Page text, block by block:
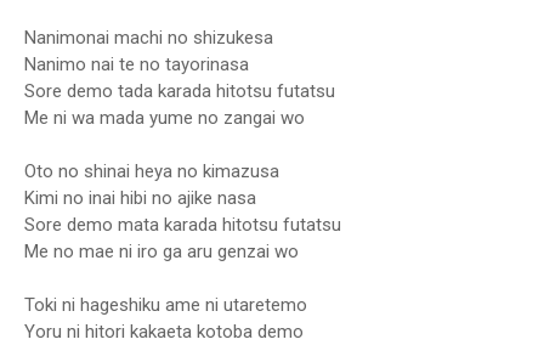
Nanimonai machi no shizukesa
Nanimo nai te no tayorinasa
Sore demo tada karada hitotsu futatsu
Me ni wa mada yume no zangai wo
Oto no shinai heya no kimazusa
Kimi no inai hibi no ajike nasa
Sore demo mata karada hitotsu futatsu
Me no mae ni iro ga aru genzai wo
Toki ni hageshiku ame ni utaretemo
Yoru ni hitori kakaeta kotoba demo